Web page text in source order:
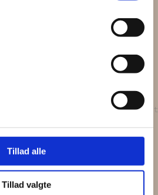
Tillad alle
Tillad valgte
og bliver lavet ud af upcyclede
som nøje bliver udvalgt
renset, inden de bliver
og alle perler har haft